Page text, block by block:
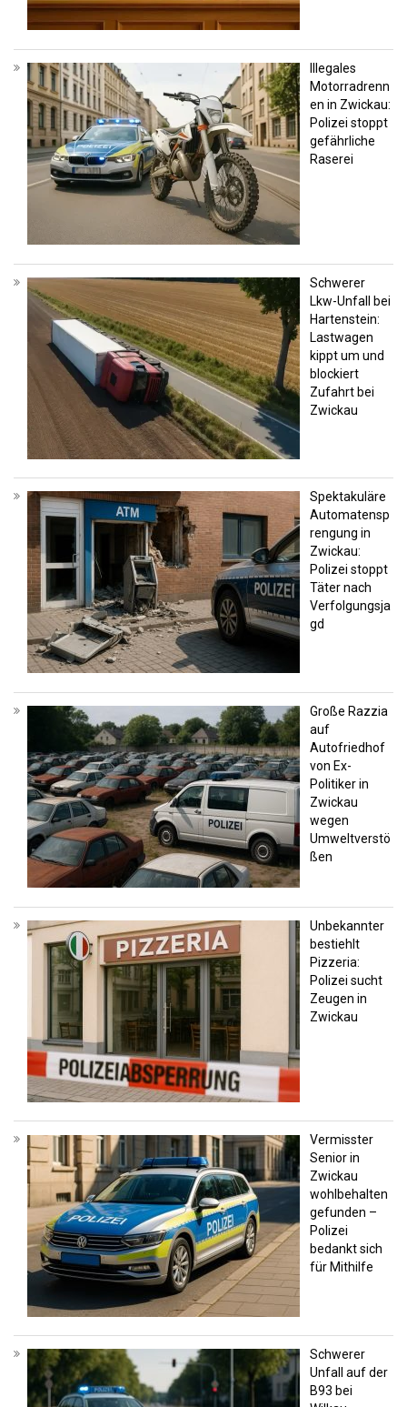
Illegales
Motorradrenn
en in Zwickau:
Polizei stoppt
gefährliche
Raserei
Schwerer
Lkw-Unfall bei
Hartenstein:
Lastwagen
kippt um und
blockiert
Zufahrt bei
Zwickau
Spektakuläre
Automatensp
rengung in
Zwickau:
Polizei stoppt
Täter nach
Verfolgungsja
gd
Große Razzia
auf
Autofriedhof
von Ex-
Politiker in
Zwickau
wegen
Umweltverstö
ßen
Unbekannter
bestiehlt
Pizzeria:
Polizei sucht
Zeugen in
Zwickau
Vermisster
Senior in
Zwickau
wohlbehalten
gefunden –
Polizei
bedankt sich
für Mithilfe
Schwerer
Unfall auf der
B93 bei